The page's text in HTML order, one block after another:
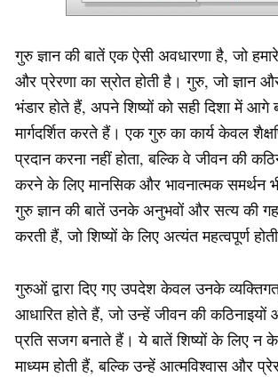
गुरु ज्ञान की बातें एक ऐसी अवधारणा है, जो
और प्रेरणा का स्रोत होती है। गुरु, जो ज्ञान
भंडार होते हैं, अपने शिष्यों को सही दिशा में
मार्गदर्शित करते हैं। एक गुरु का कार्य केवल
प्रदान करना नहीं होता, बल्कि वे जीवन की
करने के लिए मानसिक और भावनात्मक समर्थन
गुरु ज्ञान की बातें उनके अनुभवों और सत्य की
करती हैं, जो शिष्यों के लिए अत्यंत महत्वपूर्ण
गुरुओं द्वारा दिए गए उपदेश केवल उनके
आधारित होते हैं, जो उन्हें जीवन की कठिनाइयों
प्रति सजग बनाते हैं। ये बातें शिष्यों के लिए न
माध्यम होती हैं, बल्कि उन्हें आत्मविश्वास और